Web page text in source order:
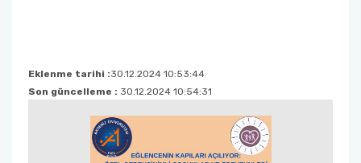
Eklenme tarihi :30.12.2024 10:53:44
Son güncelleme : 30.12.2024 10:54:31